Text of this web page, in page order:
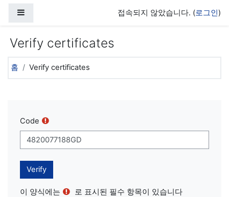
접속되지 않았습니다. (로그인)
Verify certificates
홈 Verify certificates
Code
이 양식에는 로 표시된 필수 항목이 있습니다